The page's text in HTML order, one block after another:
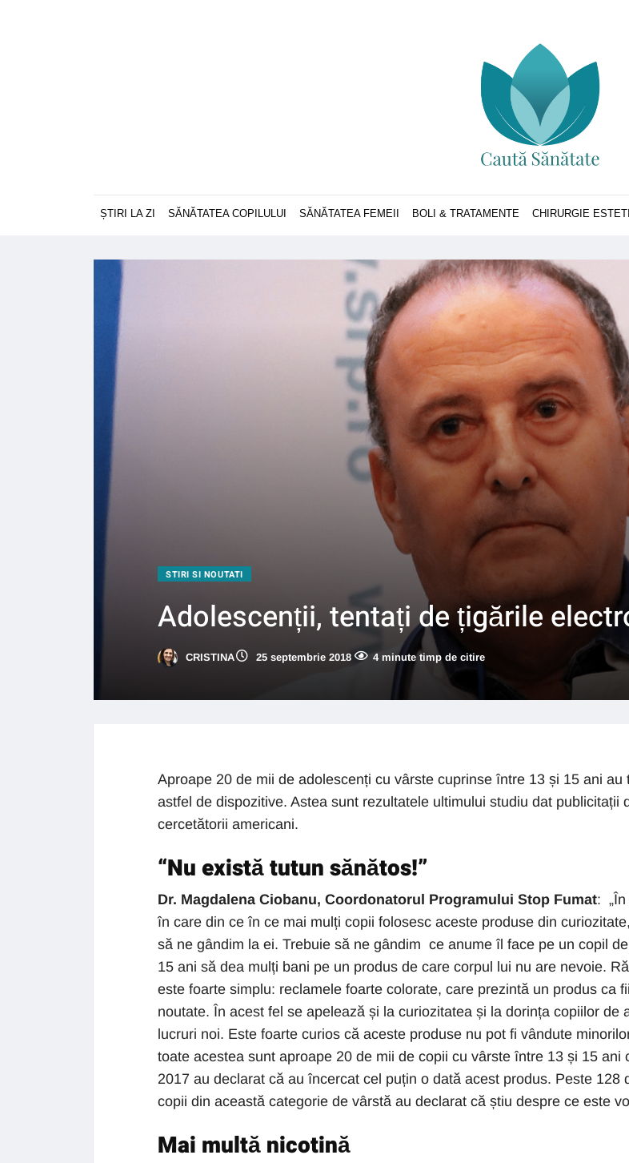
ȘTIRI LA ZI SĂNĂTATEA COPILULUI SĂNĂTATEA FEMEII BOLI & TRATAMENTE CHIRURGIE
STIRI SI NOUTATI
Adolescenții, tentați de țigările
CRISTINA 25 septembrie 2018 4 minute timp de citire
Aproape 20 de mii de adolescenți cu vârste cuprinse între 13 și 15 ani au
astfel de dispozitive. Astea sunt rezultatele ultimului studiu dat publicitații
cercetătorii americani.
“Nu există tutun sănătos!”
Dr. Magdalena Ciobanu, Coordonatorul Programului Stop Fumat: „În
în care din ce în ce mai mulți copii folosesc aceste produse din
să ne gândim la ei. Trebuie să ne gândim ce anume îl face pe un copil
15 ani să dea mulți bani pe un produs de care corpul lui nu are nevoie.
este foarte simplu: reclamele foarte colorate, care prezintă un produs ca
noutate. În acest fel se apelează și la curiozitatea și la dorința copiilor de
lucruri noi. Este foarte curios că aceste produse nu pot fi vândute
toate acestea sunt aproape 20 de mii de copii cu vârste între 13 și 15 ani
2017 au declarat că au încercat cel puțin o dată acest produs. Peste 128
copii din această categorie de vârstă au declarat că știu despre ce este
Mai multă nicotină